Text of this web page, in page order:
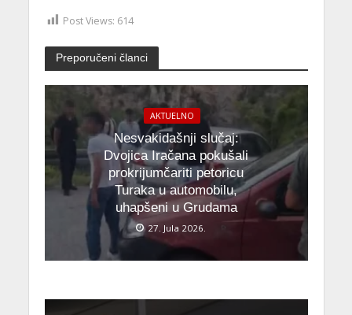
Post Views: 614
Preporučeni članci
AKTUELNO
Nesvakidašnji slučaj:
Dvojica Iračana pokušali
prokrijumčariti petoricu
Turaka u automobilu,
uhapšeni u Grudama
27. Jula 2026.